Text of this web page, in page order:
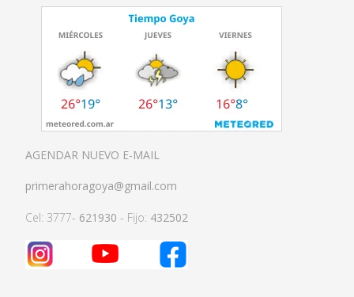
AGENDAR NUEVO E-MAIL
primerahoragoya@gmail.com
Cel: 3777- 621930 - Fijo: 432502